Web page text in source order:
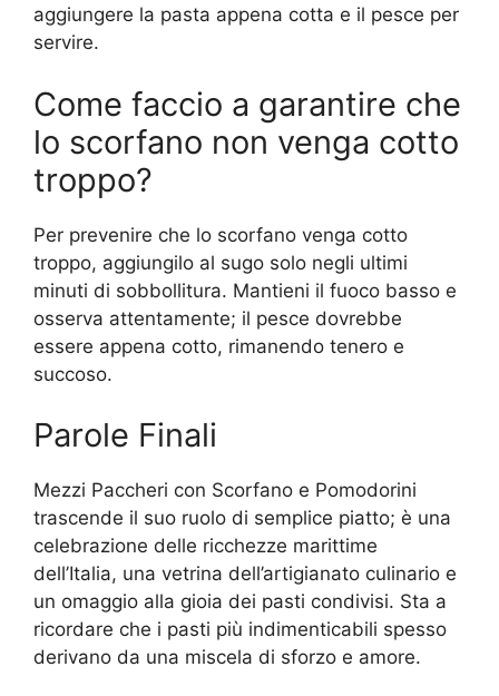
aggiungere la pasta appena cotta e il pesce per
servire.
Come faccio a garantire che
lo scorfano non venga cotto
troppo?
Per prevenire che lo scorfano venga cotto
troppo, aggiungilo al sugo solo negli ultimi
minuti di sobbollitura. Mantieni il fuoco basso e
osserva attentamente; il pesce dovrebbe
essere appena cotto, rimanendo tenero e
succoso.
Parole Finali
Mezzi Paccheri con Scorfano e Pomodorini
trascende il suo ruolo di semplice piatto; è una
celebrazione delle ricchezze marittime
dell’Italia, una vetrina dell’artigianato culinario e
un omaggio alla gioia dei pasti condivisi. Sta a
ricordare che i pasti più indimenticabili spesso
derivano da una miscela di sforzo e amore.